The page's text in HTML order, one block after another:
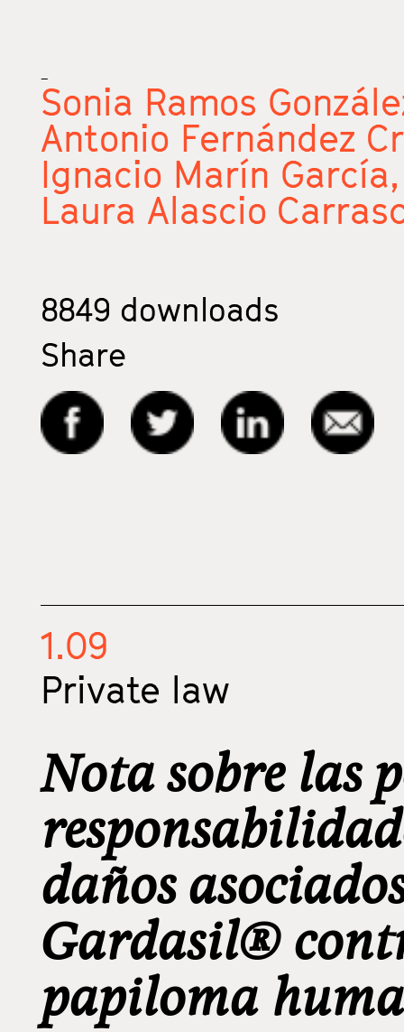
_
Sonia Ramos
Antonio Fernández
Ignacio Marín
Laura Alascio
8849 downloads
Share
1.09
Private law
Nota sobre las
daños
Gardasil®
papiloma